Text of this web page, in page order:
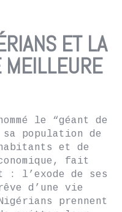
ET LA
MEILLEURE
le “géant de
population de
et de
fait
: l’exode de ses
d’une vie
prennent